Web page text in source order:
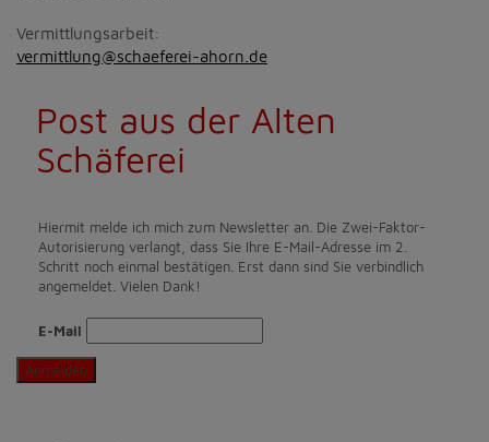
Vermittlungsarbeit:
vermittlung@schaeferei-ahorn.de
Post aus der Alten
Schäferei
Hiermit melde ich mich zum Newsletter an. Die Zwei-Faktor-
Autorisierung verlangt, dass Sie Ihre E-Mail-Adresse im 2.
Schritt noch einmal bestätigen. Erst dann sind Sie verbindlich
angemeldet. Vielen Dank!
E-Mail
Anmelden